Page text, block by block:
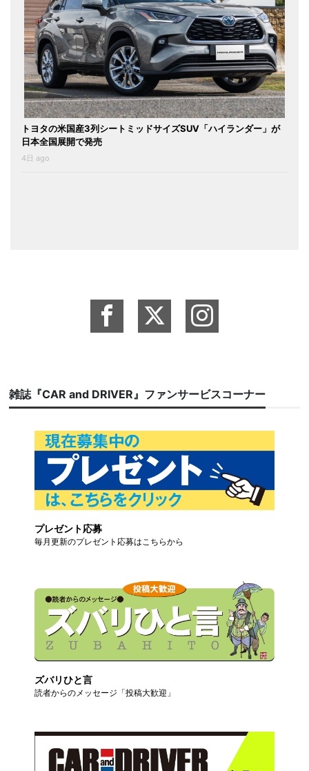
トヨタの米国産3列シートミッドサイズSUV「ハイランダー」が
日本全国展開で発売
4日 ago
雑誌『CAR and DRIVER』ファンサービスコーナー
プレゼント応募
毎月更新のプレゼント応募はこちらから
ズバリひと言
読者からのメッセージ「投稿大歓迎」